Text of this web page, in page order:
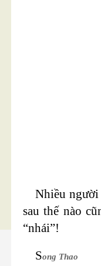
Nhiều người
sau thế nào
“nhái”!
Song Thao